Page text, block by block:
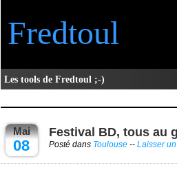
Fredtoul
Les tools de Fredtoul ;-)
Mai
08
Festival BD, tous au
Posté dans Toulouse -- Laisser